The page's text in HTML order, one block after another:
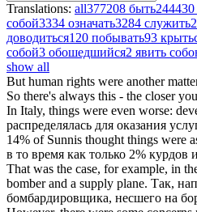
Translations: all377208 быть244430
собой3334 означать3284 служить
доводиться120 побывать93
собой3 обошедшийся2 явить
show all
But human rights were another
So there's always this - the closer you
In Italy, things were even worse:
распределялась для оказания
14% of Sunnis thought things were
в то время как только 2%
That was the case, for example, in
bomber and a supply plane. Так,
бомбардировщика, несшего на